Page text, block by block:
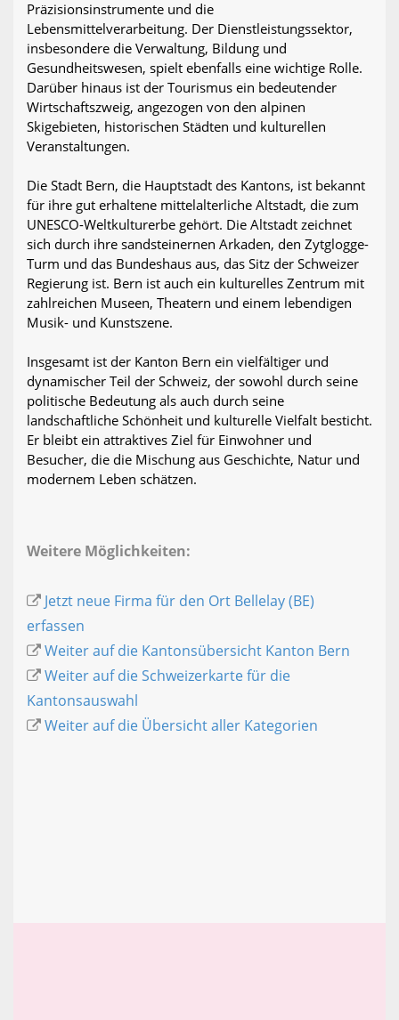
Präzisionsinstrumente und die
Lebensmittelverarbeitung. Der Dienstleistungssektor,
insbesondere die Verwaltung, Bildung und
Gesundheitswesen, spielt ebenfalls eine wichtige Rolle.
Darüber hinaus ist der Tourismus ein bedeutender
Wirtschaftszweig, angezogen von den alpinen
Skigebieten, historischen Städten und kulturellen
Veranstaltungen.
Die Stadt Bern, die Hauptstadt des Kantons, ist bekannt
für ihre gut erhaltene mittelalterliche Altstadt, die zum
UNESCO-Weltkulturerbe gehört. Die Altstadt zeichnet
sich durch ihre sandsteinernen Arkaden, den Zytglogge-
Turm und das Bundeshaus aus, das Sitz der Schweizer
Regierung ist. Bern ist auch ein kulturelles Zentrum mit
zahlreichen Museen, Theatern und einem lebendigen
Musik- und Kunstszene.
Insgesamt ist der Kanton Bern ein vielfältiger und
dynamischer Teil der Schweiz, der sowohl durch seine
politische Bedeutung als auch durch seine
landschaftliche Schönheit und kulturelle Vielfalt besticht.
Er bleibt ein attraktives Ziel für Einwohner und
Besucher, die die Mischung aus Geschichte, Natur und
modernem Leben schätzen.
Weitere Möglichkeiten:
Jetzt neue Firma für den Ort Bellelay (BE)
erfassen
Weiter auf die Kantonsübersicht Kanton Bern
Weiter auf die Schweizerkarte für die
Kantonsauswahl
Weiter auf die Übersicht aller Kategorien